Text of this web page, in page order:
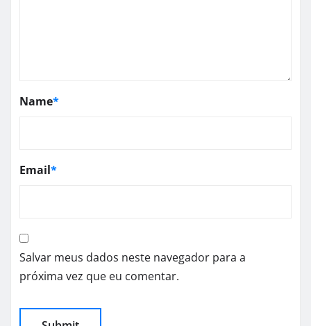
Name*
Email*
Salvar meus dados neste navegador para a
próxima vez que eu comentar.